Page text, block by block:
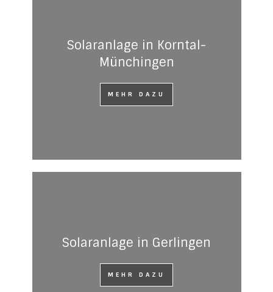
Solaranlage in Korntal-
Münchingen
MEHR DAZU
Solaranlage in Gerlingen
MEHR DAZU